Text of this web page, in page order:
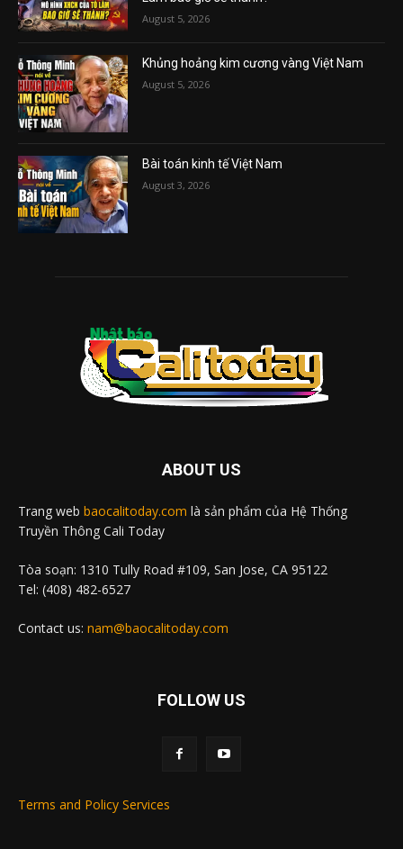
August 5, 2026
Khủng hoảng kim cương vàng Việt Nam
August 5, 2026
Bài toán kinh tế Việt Nam
August 3, 2026
ABOUT US
Trang web baocalitoday.com là sản phẩm của Hệ Thống
Truyền Thông Cali Today
Tòa soạn: 1310 Tully Road #109, San Jose, CA 95122
Tel: (408) 482-6527
Contact us: nam@baocalitoday.com
FOLLOW US
Terms and Policy Services